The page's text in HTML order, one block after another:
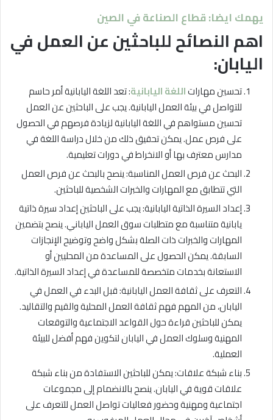
يهمك ايضا: قطاع الصناعة في الصين
اهم النصائح للباحثين عن العمل في
اليابان:
تحسين مهاراتاللغة اليابانية: تعد اللغة اليابانية أمر حاسم
للتواصل في بيئة العمل اليابانية. يجب على الباحثين عن العمل
تحسين مستواهم في اللغة اليابانية لزيادة فرصهم في الحصول
على فرص عمل. يمكن تحقيق ذلك من خلال دراسة اللغة في
مدارس معترف بها أو الانخراط في دورات تعليمية.
البحث عن فرص العمل المناسبة: ينصح بالبحث عن فرص العمل
التي تتطابق مع المهارات والخبرات الشخصية للباحثين.
إعداد السيرة الذاتية اليابانية: يجب على الباحثين إعداد سيرة ذاتية
يابانية متناسبة مع متطلبات سوق العمل الياباني. ينصح بتضمين
المهارات والخبرات ذات الصلة بشكل واضح وتوضيح الإنجازات
السابقة. يمكن الحصول على المساعدة من المحليين أو
الاستعانة بخدمات متخصصة للمساعدة في إعداد السيرة الذاتية.
التعرف على ثقافة العمل اليابانية: قبل البدء في العمل في
اليابان، من المهم فهم ثقافة العمل المحلية والقيم والتقاليد.
يمكن للباحثين قراءة حول القواعد الاجتماعية والتوقعات
المهنية وسلوك العمل في اليابان لتكوين فهم أفضل للبيئة
العملية.
بناء شبكة علاقات: يمكن للباحثين الاستفادة من بناء شبكة
علاقات قوية في اليابان. ينصح بالانضمام إلى مجموعات
اجتماعية ومهنية وحضور فعاليات تواصل العمل للتعرف على